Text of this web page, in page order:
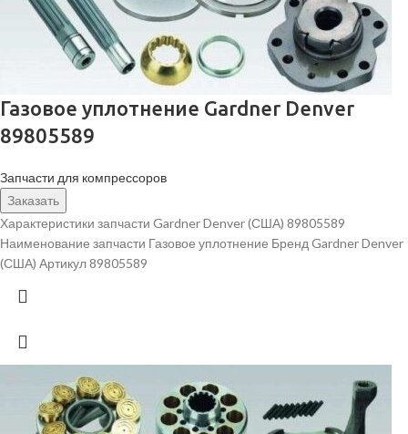
Газовое уплотнение Gardner Denver
89805589
Запчасти для компрессоров
Заказать
Характеристики запчасти Gardner Denver (США) 89805589
Наименование запчасти Газовое уплотнение Бренд Gardner Denver
(США) Артикул 89805589